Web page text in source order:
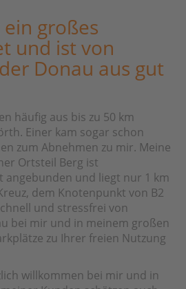
großes
und ist von
Donau aus gut
häufig aus bis zu 50 km
Einer kam sogar schon
zum Abnehmen zu mir. Meine
Ortsteil Berg ist
angebunden und liegt nur 1 km
dem Knotenpunkt von B2
und stressfrei von
bei mir und in meinem großen
zu Ihrer freien Nutzung
willkommen bei mir und in